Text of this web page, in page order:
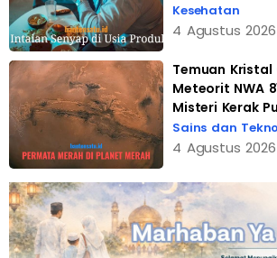
Kesehatan
4 Agustus 2026
Temuan
Meteorit NWA
Misteri Kerak
Sains dan
4 Agustus 2026